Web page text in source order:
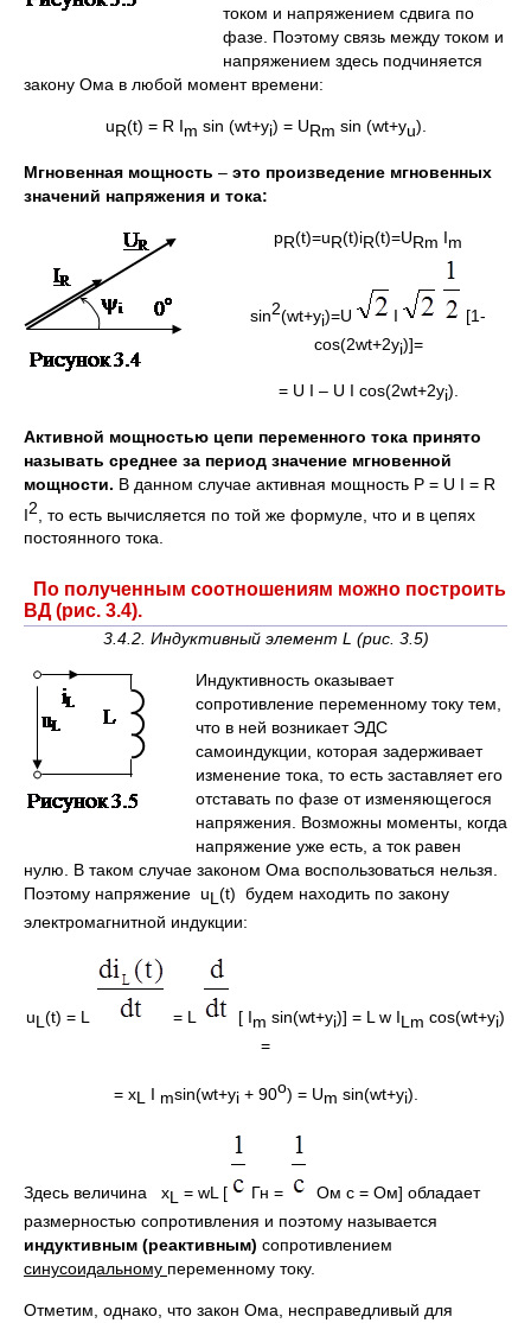
током и напряжением сдвига по
фазе. Поэтому связь между током и
напряжением здесь подчиняется
закону Ома в любой момент времени:
uR(t) = R Im sin (wt+yi) = URm sin (wt+yu).
Мгновенная мощность – это произведение мгновенных
значений напряжения и тока:
pR(t)=uR(t)iR(t)=URm Im
sin2(wt+yi)=U I
[1-
cos(2wt+2yi)]=
= U I – U I cos(2wt+2yi).
Активной мощностью цепи переменного тока принято
называть среднее за период значение мгновенной
мощности. В данном случае активная мощность P = U I = R
I2 , то есть вычисляется по той же формуле, что и в цепях
постоянного тока.
По полученным соотношениям можно построить
ВД (рис. 3.4).
3.4.2. Индуктивный элемент L (рис. 3.5)
Индуктивность оказывает
сопротивление переменному току тем,
что в ней возникает ЭДС
самоиндукции, которая задерживает
изменение тока, то есть заставляет его
отставать по фазе от изменяющегося
напряжения. Возможны моменты, когда
напряжение уже есть, а ток равен
нулю. В таком случае законом Ома воспользоваться нельзя.
Поэтому напряжение uL(t) будем находить по закону
электромагнитной индукции:
uL (t) = L = L [ Im sin(wt+yi)] = L w ILm cos(wt+yi)
=
= xL I msin(wt+yi + 90o) = Um sin(wt+yi).
Здесь величина xL = wL [ Гн =
Ом с = Ом] обладает
размерностью сопротивления и поэтому называется
индуктивным (реактивным) сопротивлением
синусоидальному переменному току.
Отметим, однако, что закон Ома, несправедливый для